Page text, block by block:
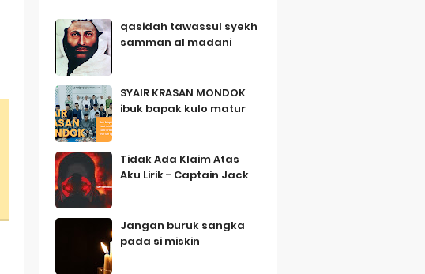
qasidah tawassul syekh
samman al madani
SYAIR KRASAN MONDOK
ibuk bapak kulo matur
Tidak Ada Klaim Atas
Aku Lirik - Captain Jack
Jangan buruk sangka
pada si miskin